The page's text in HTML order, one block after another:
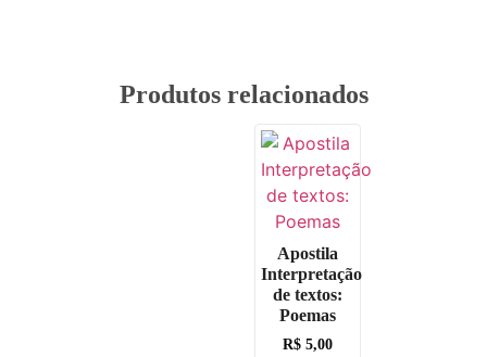
Produtos relacionados
Apostila
Interpretação
de textos:
Poemas
R$5,00